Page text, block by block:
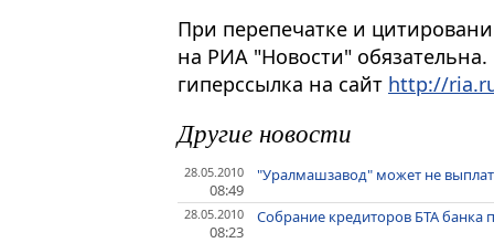
При перепечатке и
на РИА "Новости"
гиперссылка на сайт http://
Другие новости
28.05.2010
08:49
"Уралмашзавод" может не
28.05.2010
08:23
Собрание кредиторов БТА банка